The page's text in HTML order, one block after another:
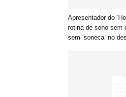
Apresentador do
rotina de sono sem
sem ‘soneca’ no